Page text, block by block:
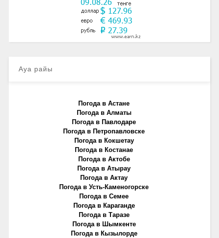
Ауа райы
Погода в Астане
Погода в Алматы
Погода в Павлодаре
Погода в Петропавловске
Погода в Кокшетау
Погода в Костанае
Погода в Актобе
Погода в Атырау
Погода в Актау
Погода в Усть-Каменогорске
Погода в Семее
Погода в Караганде
Погода в Таразе
Погода в Шымкенте
Погода в Кызылорде